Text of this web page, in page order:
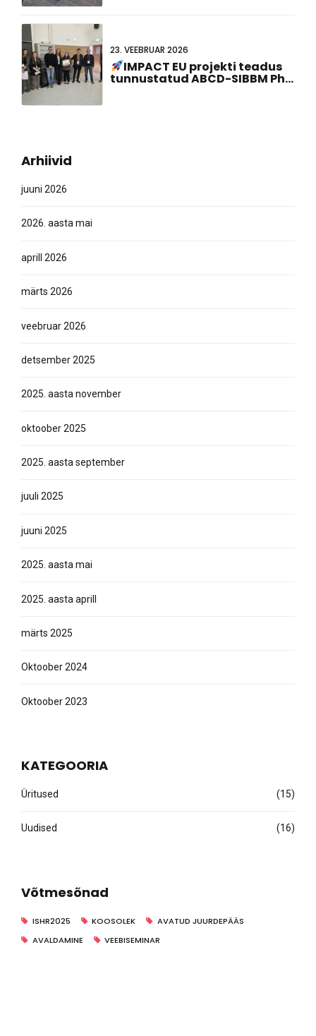
23. VEEBRUAR 2026
IMPACT EU projekti teadus
tunnustatud ABCD-SIBBM PhD
Arhiivid
juuni 2026
2026. aasta mai
aprill 2026
märts 2026
veebruar 2026
detsember 2025
2025. aasta november
oktoober 2025
2025. aasta september
juuli 2025
juuni 2025
2025. aasta mai
2025. aasta aprill
märts 2025
Oktoober 2024
Oktoober 2023
KATEGOORIA
Üritused (15)
Uudised (16)
Võtmesõnad
ISHR2025 KOOSOLEK
AVATUD JUURDEPÄÄS
AVALDAMINE
VEEBISEMINAR